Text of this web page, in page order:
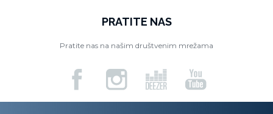
PRATITE NAS
Pratite nas na našim društvenim mrežama